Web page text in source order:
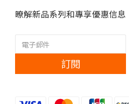
暸解新品系列和專享優惠信息
訂閱